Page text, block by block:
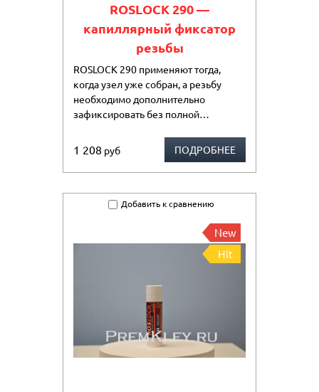
ROSLOCK 290 —
капиллярный фиксатор
резьбы
ROSLOCK 290 применяют тогда,
когда узел уже собран, а резьбу
необходимо дополнительно
зафиксировать без полной…
1 208 руб ПОДРОБНЕЕ
Добавить к сравнению
New
Hit